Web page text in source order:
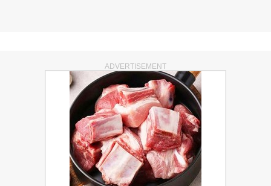
ADVERTISEMENT